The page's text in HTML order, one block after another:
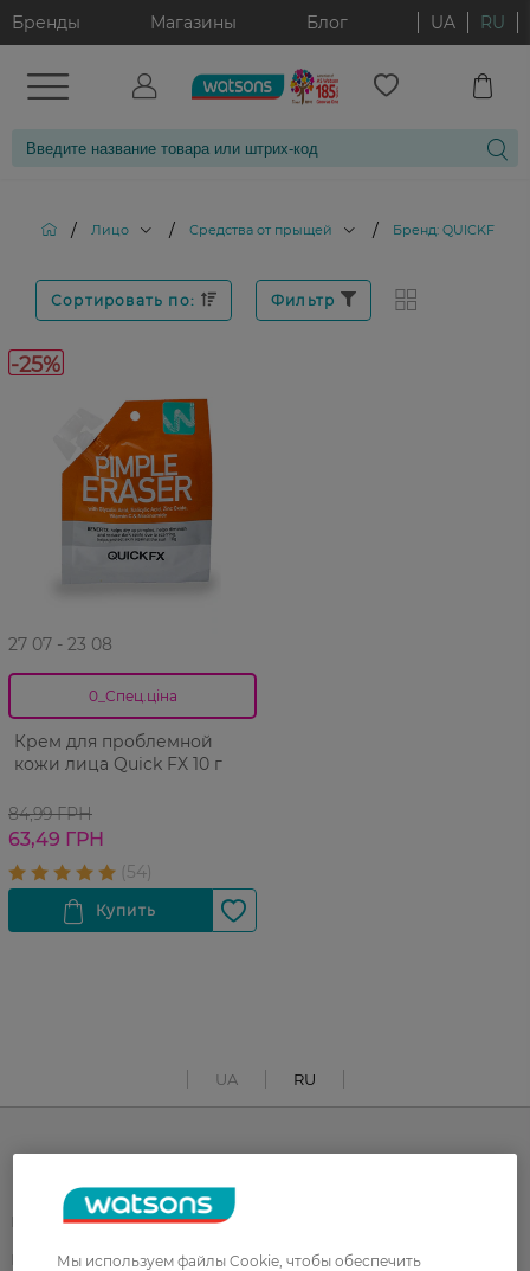
Бренды Магазины Блог UA RU
/ Лицо / Средства от прыщей / Бренд: QUICKFX
Сортировать по: Фильтр
-25%
27 07 - 23 08
0_Спец.ціна
Крем для проблемной
кожи лица Quick FX 10 г
84,99 ГРН
63,49 ГРН
UA RU
Каталог
Корейская косметика
Парфюмерия Здоровье
Мы используем файлы Cookie, чтобы обеспечить